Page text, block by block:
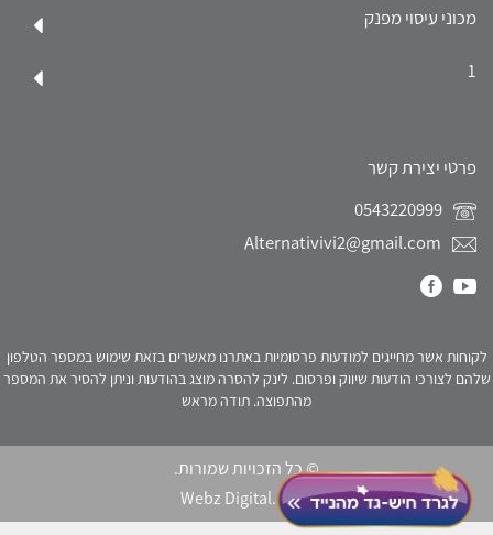
מכוני עיסוי מפנק
1
פרטי יצירת קשר
Alternativivi2@gmail.com
לקוחות אשר מחייגים למודעות פרסומיות באתרנו מאשרים בזאת שימוש במספר הטלפון
שלהם לצורכי הודעות שיווק ופרסום. לינק להסרה מוצג בהודעות וניתן להסיר את המספר
מהתפוצה. תודה מראש
© כל הזכויות שמורות.
Webz Digital.click